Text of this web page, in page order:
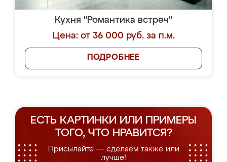
Кухня "Романтика встреч"
Цена: от 36 000 руб. за п.м.
ПОДРОБНЕЕ
ЕСТЬ КАРТИНКИ ИЛИ ПРИМЕРЫ
ТОГО, ЧТО НРАВИТСЯ?
Присылайте — сделаем также или
лучше!